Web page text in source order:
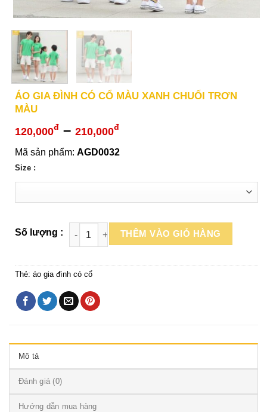
ÁO GIA ĐÌNH CÓ CỔ MÀU XANH CHUỐI TRƠN
MÀU
120,000đ – 210,000đKhoảng
từ
đến
210,000đ
Mã sản phẩm: AGD0032
Size :
THÊM VÀO GIỎ HÀNG
Thẻ: áo gia đình có cổ
Mô tả
Đánh giá (0)
Hướng dẫn mua hàng